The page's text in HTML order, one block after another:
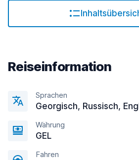
Reiseinformation
Sprachen
Georgisch, Russisch,
Währung
GEL
Fahren